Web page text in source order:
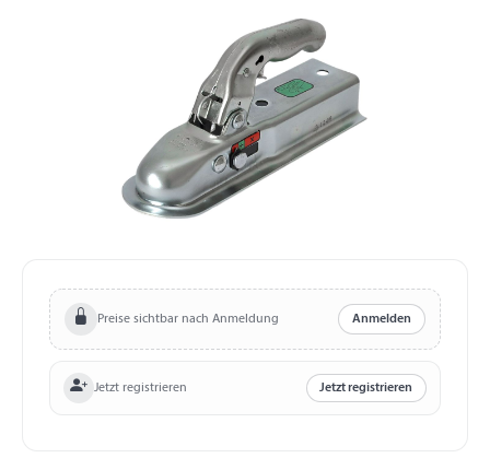
Preise sichtbar nach Anmeldung Anmelden
Jetzt registrieren Jetzt registrieren